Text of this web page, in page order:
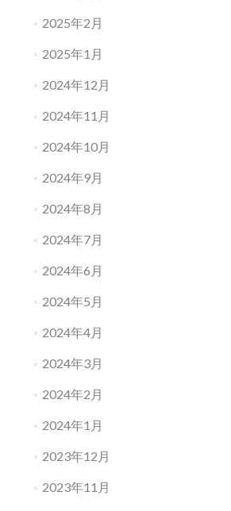
2025年2月
2025年1月
2024年12月
2024年11月
2024年10月
2024年9月
2024年8月
2024年7月
2024年6月
2024年5月
2024年4月
2024年3月
2024年2月
2024年1月
2023年12月
2023年11月